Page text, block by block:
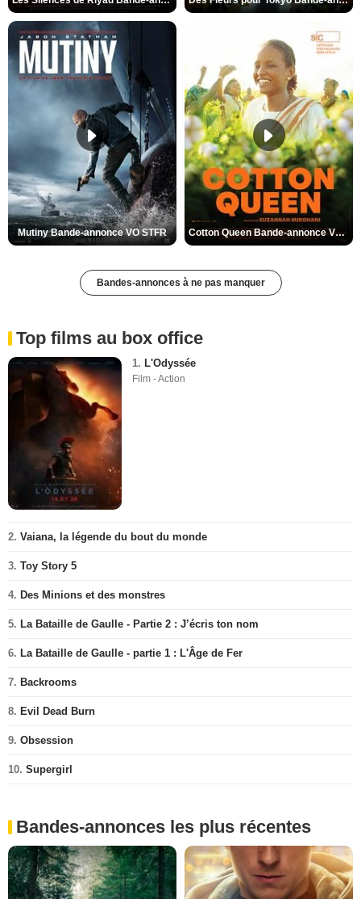
Mutiny Bande-annonce VO STFR Cotton Queen Bande-annonce VO STFR
Bandes-annonces à ne pas manquer
Top films au box office
1. L'Odyssée
Film - Action
2. Vaiana, la légende du bout du monde
3. Toy Story 5
4. Des Minions et des monstres
5. La Bataille de Gaulle - Partie 2 : J’écris ton nom
6. La Bataille de Gaulle - partie 1 : L'Âge de Fer
7. Backrooms
8. Evil Dead Burn
9. Obsession
10. Supergirl
Bandes-annonces les plus récentes